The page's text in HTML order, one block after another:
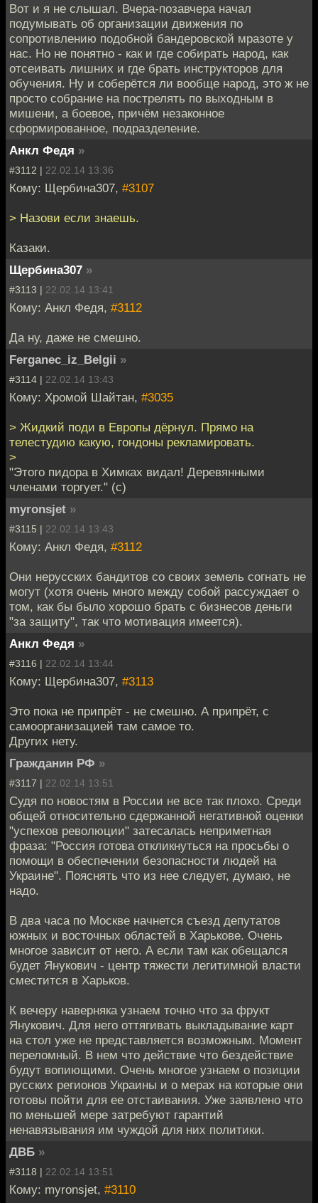
Вот и я не слышал. Вчера-позавчера начал
подумывать об организации движения по
сопротивлению подобной бандеровской мразоте у
нас. Но не понятно - как и где собирать народ, как
отсеивать лишних и где брать инструкторов для
обучения. Ну и соберётся ли вообще народ, это ж не
просто собрание на пострелять по выходным в
мишени, а боевое, причём незаконное
сформированное, подразделение.
Анкл Федя »
#3112 | 22.02.14 13:36
Кому: Щербина307, #3107
> Назови если знаешь.
Казаки.
Щербина307 »
#3113 | 22.02.14 13:41
Кому: Анкл Федя, #3112
Да ну, даже не смешно.
Ferganec_iz_Belgii »
#3114 | 22.02.14 13:43
Кому: Хромой Шайтан, #3035
> Жидкий поди в Европы дёрнул. Прямо на
телестудию какую, гондоны рекламировать.
>
"Этого пидора в Химках видал! Деревянными
членами торгует." (с)
myronsjet »
#3115 | 22.02.14 13:43
Кому: Анкл Федя, #3112
Они нерусских бандитов со своих земель согнать не
могут (хотя очень много между собой рассуждает о
том, как бы было хорошо брать с бизнесов деньги
"за защиту", так что мотивация имеется).
Анкл Федя »
#3116 | 22.02.14 13:44
Кому: Щербина307, #3113
Это пока не припрёт - не смешно. А припрёт, с
самоорганизацией там самое то.
Других нету.
Гражданин РФ »
#3117 | 22.02.14 13:51
Судя по новостям в России не все так плохо. Среди
общей относительно сдержанной негативной оценки
"успехов революции" затесалась неприметная
фраза: "Россия готова откликнуться на просьбы о
помощи в обеспечении безопасности людей на
Украине". Пояснять что из нее следует, думаю, не
надо.
В два часа по Москве начнется съезд депутатов
южных и восточных областей в Харькове. Очень
многое зависит от него. А если там как обещался
будет Янукович - центр тяжести легитимной власти
сместится в Харьков.
К вечеру наверняка узнаем точно что за фрукт
Янукович. Для него оттягивать выкладывание карт
на стол уже не представляется возможным. Момент
переломный. В нем что действие что бездействие
будут вопиющими. Очень многое узнаем о позиции
русских регионов Украины и о мерах на которые они
готовы пойти для ее отстаивания. Уже заявлено что
по меньшей мере затребуют гарантий
ненавязывания им чуждой для них политики.
ДВБ »
#3118 | 22.02.14 13:51
Кому: myronsjet, #3110